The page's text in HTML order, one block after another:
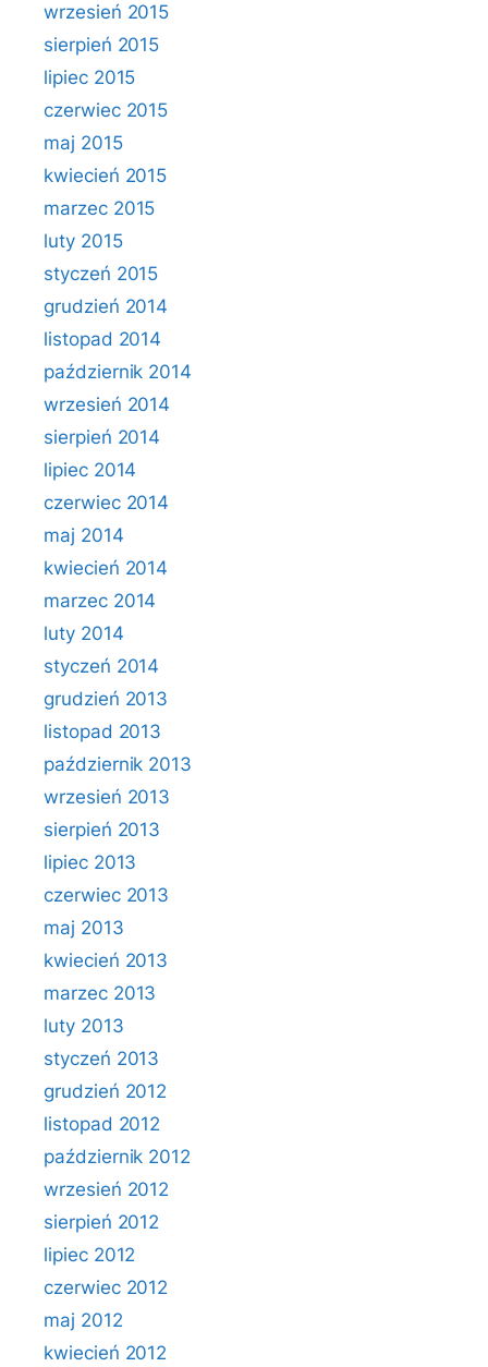
wrzesień 2015
sierpień 2015
lipiec 2015
czerwiec 2015
maj 2015
kwiecień 2015
marzec 2015
luty 2015
styczeń 2015
grudzień 2014
listopad 2014
październik 2014
wrzesień 2014
sierpień 2014
lipiec 2014
czerwiec 2014
maj 2014
kwiecień 2014
marzec 2014
luty 2014
styczeń 2014
grudzień 2013
listopad 2013
październik 2013
wrzesień 2013
sierpień 2013
lipiec 2013
czerwiec 2013
maj 2013
kwiecień 2013
marzec 2013
luty 2013
styczeń 2013
grudzień 2012
listopad 2012
październik 2012
wrzesień 2012
sierpień 2012
lipiec 2012
czerwiec 2012
maj 2012
kwiecień 2012